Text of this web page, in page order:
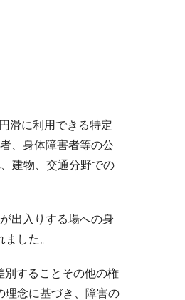
滑に利用できる特定
、身体障害者等の公
建物、交通分野での
出入りする場への身
した。
別することその他の権
理念に基づき、障害の